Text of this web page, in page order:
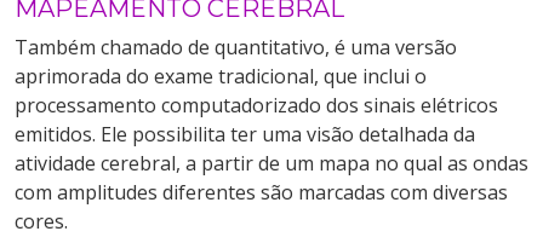
MAPEAMENTO CEREBRAL
Também chamado de quantitativo, é uma versão
aprimorada do exame tradicional, que inclui o
processamento computadorizado dos sinais elétricos
emitidos. Ele possibilita ter uma visão detalhada da
atividade cerebral, a partir de um mapa no qual as ondas
com amplitudes diferentes são marcadas com diversas
cores.